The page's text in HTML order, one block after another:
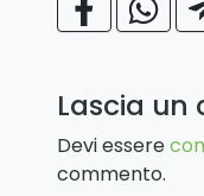
Lascia
Devi essere
commento.